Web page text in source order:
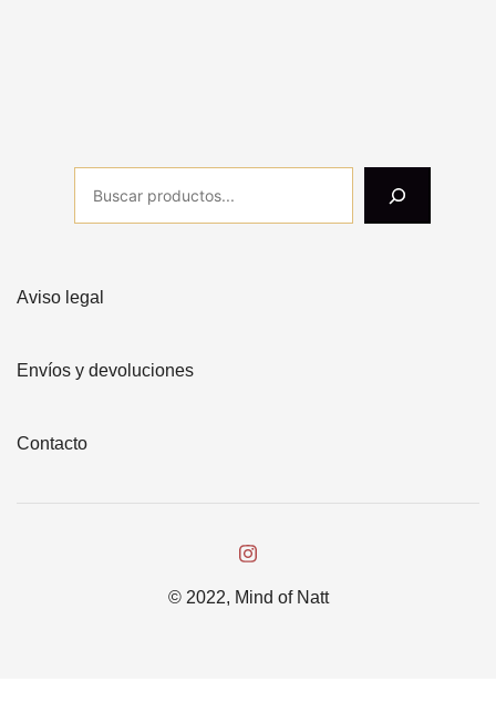
Aviso legal
Envíos y devoluciones
Contacto
© 2022, Mind of Natt